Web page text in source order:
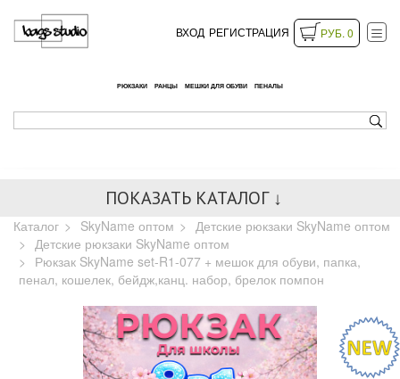
ВХОД РЕГИСТРАЦИЯ РУБ. 0
РЮКЗАКИ РАНЦЫ МЕШКИ ДЛЯ ОБУВИ ПЕНАЛЫ
ПОКАЗАТЬ КАТАЛОГ ↓
Каталог SkyName оптом
Детские рюкзаки SkyName оптом
Детские рюкзаки SkyName оптом
Рюкзак SkyName set-R1-077 + мешок для обуви, папка,
пенал, кошелек, бейдж,канц. набор, брелок помпон